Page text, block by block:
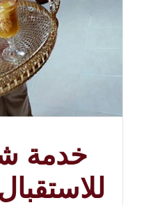
خدمة